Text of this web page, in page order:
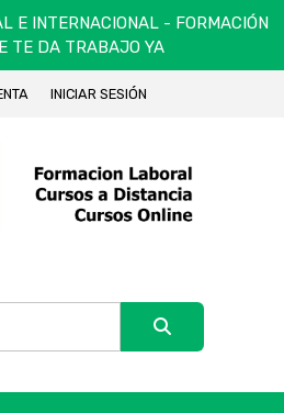
E INTERNACIONAL - FORMACIÓN
TE DA TRABAJO YA
INICIAR SESIÓN